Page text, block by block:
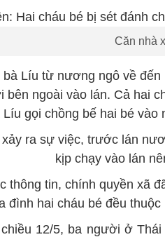
Căn nhà
bà Líu từ nương ngô về
bên ngoài vào lán. Cả hai
Líu gọi chồng bế hai bé
ra sự việc, trước lán
kịp chạy vào lán
thông tin, chính quyền xã
đình hai cháu bé đều
12/5, ba người ở